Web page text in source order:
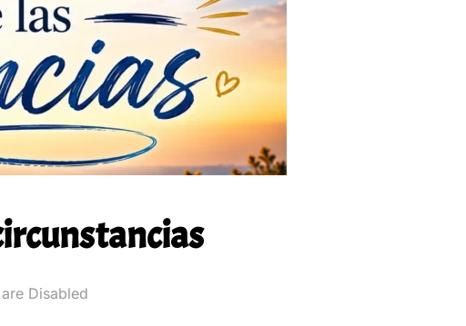
Disabled